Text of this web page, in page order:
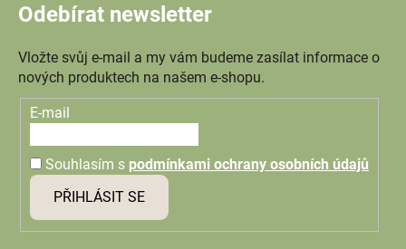
Odebírat newsletter
Vložte svůj e-mail a my vám budeme zasílat informace o
nových produktech na našem e-shopu.
E-mail
Souhlasím s podmínkami ochrany osobních údajů
PŘIHLÁSIT SE